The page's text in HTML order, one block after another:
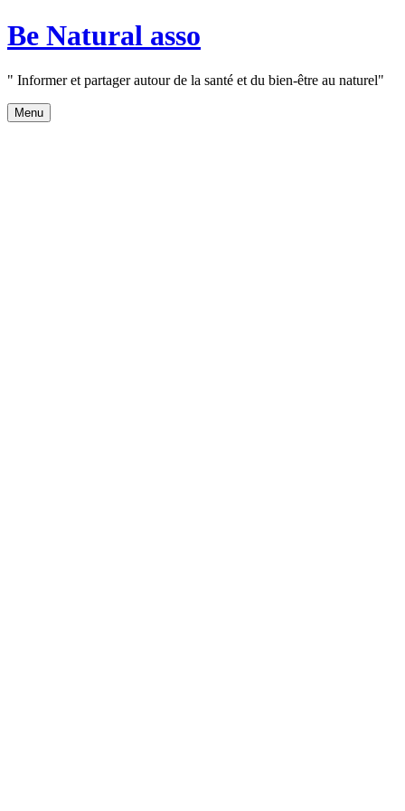
Aller
au
Be Natural asso
" Informer et partager autour de la santé et du bien-être au naturel"
Menu